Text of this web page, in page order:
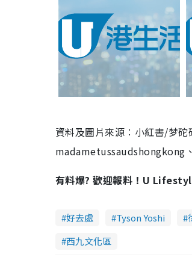
資料及圖片來源︰小紅書/梦
madametussaudshongkong
有料爆? 歡迎報料！U
好去處 Tyson Yoshi
西九文化區